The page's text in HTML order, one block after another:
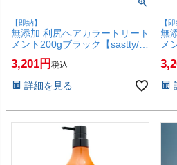
【即納】
無添加 利尻ヘアカラートリート
メント200gブラック【sastty/サ
利尻昆布エキス配合】【SBT】
3,201 税込
詳細を見る
【即
無
メ
添